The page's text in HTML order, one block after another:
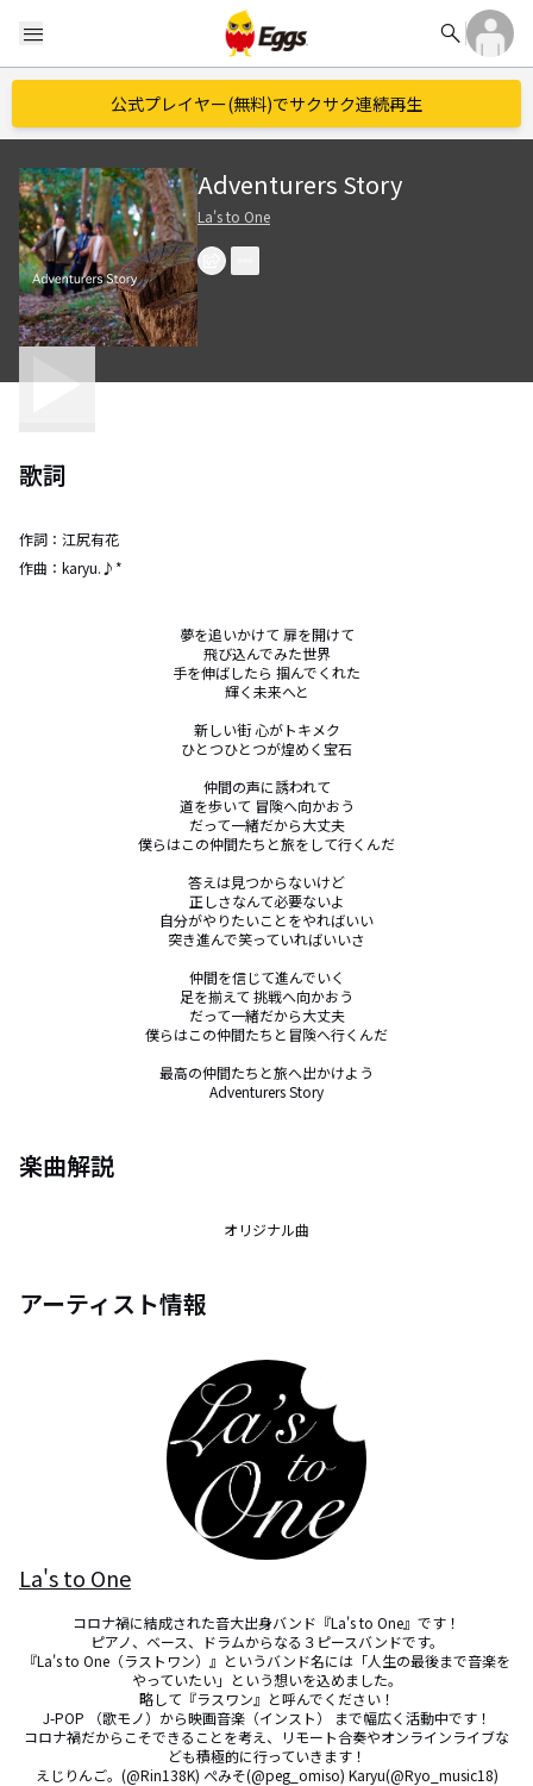
menu search
公式プレイヤー(無料)でサクサク連続再生
Adventurers Story
La's to One
歌詞
作詞： 江尻有花
作曲： karyu.♪*
夢を追いかけて 扉を開けて
飛び込んでみた世界
手を伸ばしたら 掴んでくれた
輝く未来へと
新しい街 心がトキメク
ひとつひとつが煌めく宝石
仲間の声に誘われて
道を歩いて 冒険へ向かおう
だって一緒だから大丈夫
僕らはこの仲間たちと旅をして行くんだ
答えは見つからないけど
正しさなんて必要ないよ
自分がやりたいことをやればいい
突き進んで笑っていればいいさ
仲間を信じて進んでいく
足を揃えて 挑戦へ向かおう
だって一緒だから大丈夫
僕らはこの仲間たちと冒険へ行くんだ
最高の仲間たちと旅へ出かけよう
Adventurers Story
楽曲解説
オリジナル曲
アーティスト情報
La's to One
コロナ禍に結成された音大出身バンド『La's to One』です！
ピアノ、ベース、ドラムからなる３ピースバンドです。
『La's to One（ラストワン）』というバンド名には「人生の最後まで音楽を
やっていたい」という想いを込めました。
略して『ラスワン』と呼んでください！
J-POP （歌モノ）から映画音楽（インスト） まで幅広く活動中です！
コロナ禍だからこそできることを考え、リモート合奏やオンラインライブな
ども積極的に行っていきます！
えじりんご。(@Rin138K) ぺみそ(@peg_omiso) Karyu(@Ryo_music18)